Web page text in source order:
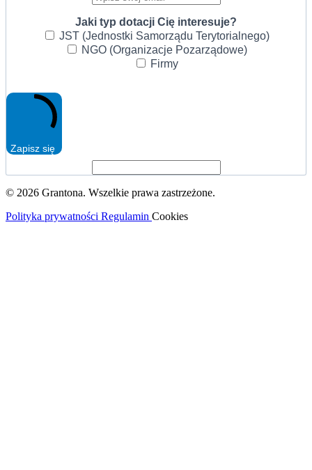
Jaki typ dotacji Cię interesuje?
JST (Jednostki Samorządu Terytorialnego)
NGO (Organizacje Pozarządowe)
Firmy
Zapisz się
© 2026 Grantona. Wszelkie prawa zastrzeżone.
Polityka prywatności Regulamin Cookies